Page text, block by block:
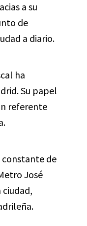
a su
de
a diario.
ha
Su papel
referente
constante de
José